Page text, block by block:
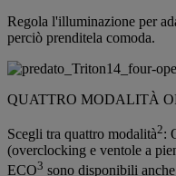
Regola l'illuminazione per
perciò prenditela comoda.
QUATTRO MODALITÀ
Scegli tra quattro modalità2:
(overclocking e ventole a
ECO3 sono disponibili